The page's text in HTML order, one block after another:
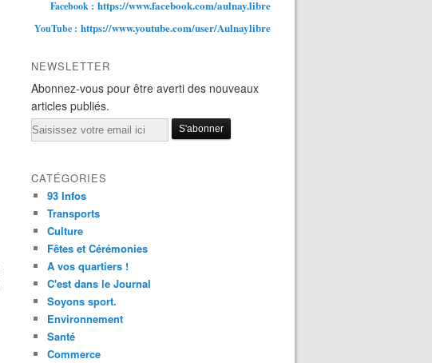
Facebook : https://www.facebook.com/aulnay.libre
YouTube : https://www.youtube.com/user/Aulnaylibre
NEWSLETTER
Abonnez-vous pour être averti des nouveaux
articles publiés.
Email
CATÉGORIES
93 Infos
Transports
Culture
Fêtes et Cérémonies
A vos quartiers !
C'est dans le Journal
Soyons sport.
Environnement
Santé
Commerce